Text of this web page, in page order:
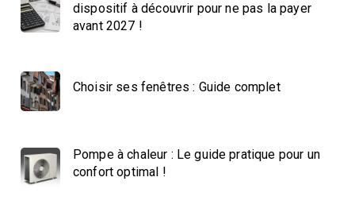
dispositif à découvrir pour ne pas la payer
avant 2027 !
Choisir ses fenêtres : Guide complet
Pompe à chaleur : Le guide pratique pour un
confort optimal !